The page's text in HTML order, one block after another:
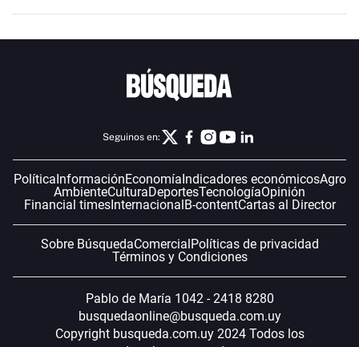
Seguinos en:
PolíticaInformaciónEconomíaIndicadores económicosAgro
AmbienteCulturaDeportesTecnologíaOpinión
Financial timesInternacionalB-contentCartas al Director
Sobre BúsquedaComercialPolíticas de privacidad
Términos y Condiciones
Pablo de María 1042 - 2418 8280
busquedaonline@busqueda.com.uy
Copyright busqueda.com.uy 2024 Todos los